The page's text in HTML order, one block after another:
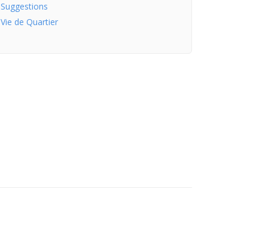
Suggestions
Vie de Quartier